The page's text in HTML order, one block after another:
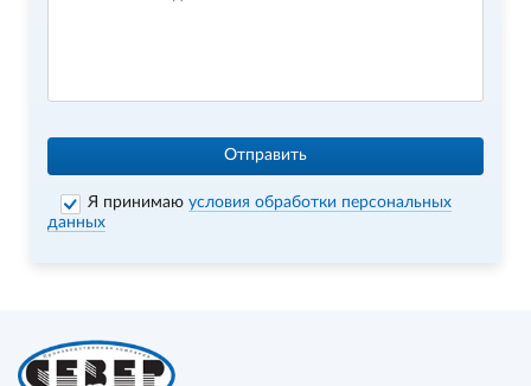
Отправить
Я принимаюусловия обработки персональных
данных